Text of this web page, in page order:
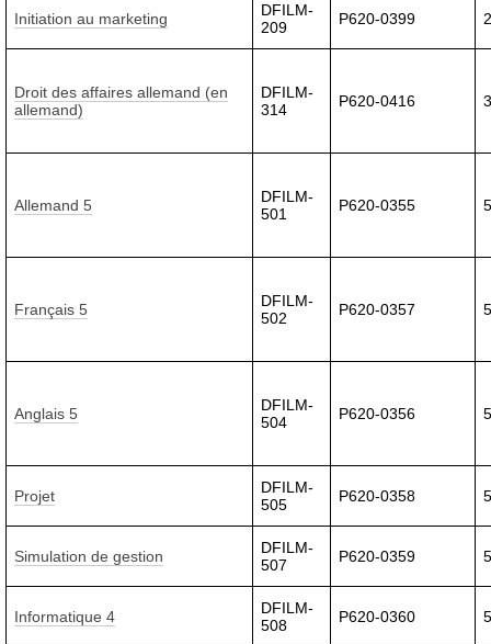
Initiation au marketing
DFILM-
209
P620-0399
Droit des affaires allemand (en
allemand)
DFILM-
314
P620-0416
Allemand 5
DFILM-
501
P620-0355
Français 5
DFILM-
502
P620-0357
Anglais 5
DFILM-
504
P620-0356
Projet
DFILM-
505
P620-0358
Simulation de gestion
DFILM-
507
P620-0359
Informatique 4
DFILM-
508
P620-0360